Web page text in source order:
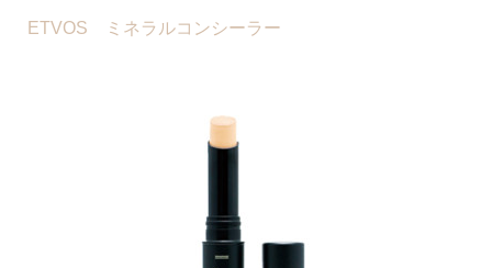
ETVOS ミネラルコンシーラー